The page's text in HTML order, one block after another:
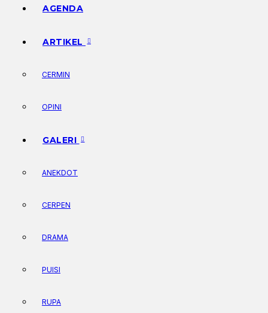
AGENDA
ARTIKEL
CERMIN
OPINI
GALERI
ANEKDOT
CERPEN
DRAMA
PUISI
RUPA